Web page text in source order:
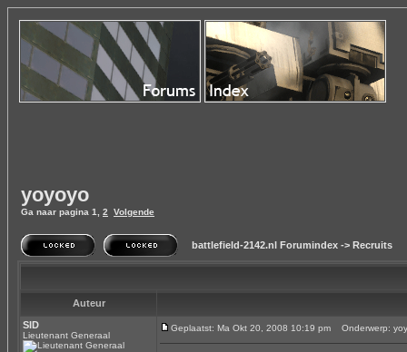
yoyoyo
Ga naar pagina 1 2 Volgende
battlefield-2142.nl Forumindex -> Recruits
Auteur
SID
Lieutenant Generaal
Geplaatst: Ma Okt 20, 2008 10:19 pm Onderwerp: